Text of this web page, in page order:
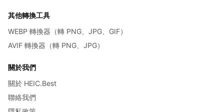
其他轉換工具
WEBP 轉換器（轉 PNG、JPG、GIF）
AVIF 轉換器（轉 PNG、JPG）
關於我們
關於 HEIC.Best
聯絡我們